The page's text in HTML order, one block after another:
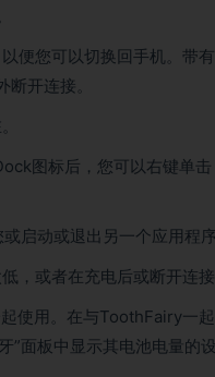
便您可以切换回手机。带
开连接。
图标后，您可以右键单
启动或退出另一个应用程序
，或者在充电后或断开连接
使用。在与ToothFairy一
面板中显示其电池电量的